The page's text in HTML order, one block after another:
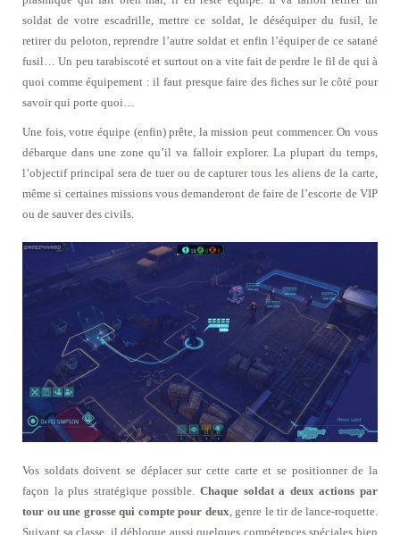
soldat de votre escadrille, mettre ce soldat, le déséquiper du fusil, le
retirer du peloton, reprendre l’autre soldat et enfin l’équiper de ce satané
fusil… Un peu tarabiscoté et surtout on a vite fait de perdre le fil de qui à
quoi comme équipement : il faut presque faire des fiches sur le côté pour
savoir qui porte quoi…
Une fois, votre équipe (enfin) prête, la mission peut commencer. On vous
débarque dans une zone qu’il va falloir explorer. La plupart du temps,
l’objectif principal sera de tuer ou de capturer tous les aliens de la carte,
même si certaines missions vous demanderont de faire de l’escorte de VIP
ou de sauver des civils.
Vos soldats doivent se déplacer sur cette carte et se positionner de la
façon la plus stratégique possible. Chaque soldat a deux actions par
tour ou une grosse qui compte pour deux , genre le tir de lance-roquette.
Suivant sa classe, il débloque aussi quelques compétences spéciales bien